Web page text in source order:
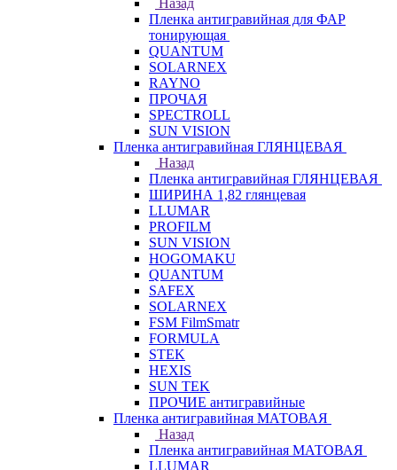
Назад
Пленка антигравийная для ФАР
тонирующая
QUANTUM
SOLARNEX
RAYNO
ПРОЧАЯ
SPECTROLL
SUN VISION
Пленка антигравийная ГЛЯНЦЕВАЯ
Назад
Пленка антигравийная ГЛЯНЦЕВАЯ
ШИРИНА 1,82 глянцевая
LLUMAR
PROFILM
SUN VISION
HOGOMAKU
QUANTUM
SAFEX
SOLARNEX
FSM FilmSmatr
FORMULA
STEK
HEXIS
SUN TEK
ПРОЧИЕ антигравийные
Пленка антигравийная МАТОВАЯ
Назад
Пленка антигравийная МАТОВАЯ
LLUMAR